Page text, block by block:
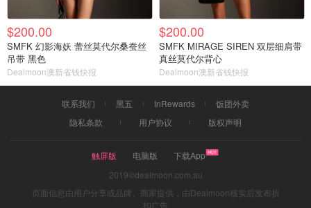
$200.00
SMFK 幻影海妖 蕾丝莫代尔桑蚕丝
吊带 黑色
Dealmoon澳新省钱快报
$200.00
SMFK MIRAGE SIREN 双层细肩带
真丝莫代尔背心
Dealmoon澳新省钱快报
联系我们 黑五 InRewards
饭团外卖
隐私条款
用户协议 版权声明
触屏版 电脑版
下载App
2019©dealmoon.com.au
页面信息由用户分享或品牌、商家提供，由Dealmoon核实后发布折
扣广告